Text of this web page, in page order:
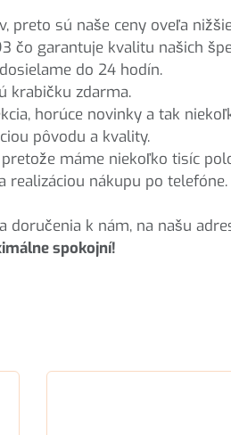
preto sú naše ceny oveľa
čo garantuje kvalitu našich
do 24 hodín.
krabičku zdarma.
horúce novinky a tak
pôvodu a kvality.
máme niekoľko tisíc
realizáciou nákupu po telefóne.
doručenia k nám, na našu
spokojní!